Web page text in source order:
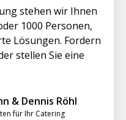
stehen wir Ihnen
1000 Personen,
Lösungen. Fordern
stellen Sie eine
& Dennis Röhl
für Ihr Catering